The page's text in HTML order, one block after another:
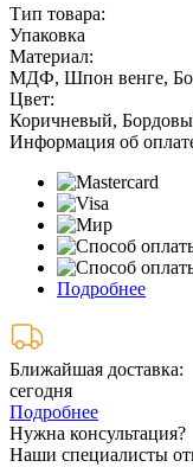
Тип товара:
Упаковка
Материал:
МДФ, Шпон венге,
Цвет:
Коричневый,
Информация об
Подробнее
Ближайшая доставка:
сегодня
Подробнее
Нужна консультация?
Наши специалисты